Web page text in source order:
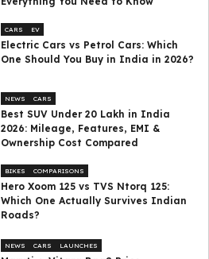
CARS EV
Electric Cars vs Petrol Cars: Which
One Should You Buy in India in 2026?
NEWS CARS
Best SUV Under ₹20 Lakh in India
2026: Mileage, Features, EMI &
Ownership Cost Compared
BIKES COMPARISONS
Hero Xoom 125 vs TVS Ntorq 125:
Which One Actually Survives Indian
Roads?
NEWS CARS LAUNCHES